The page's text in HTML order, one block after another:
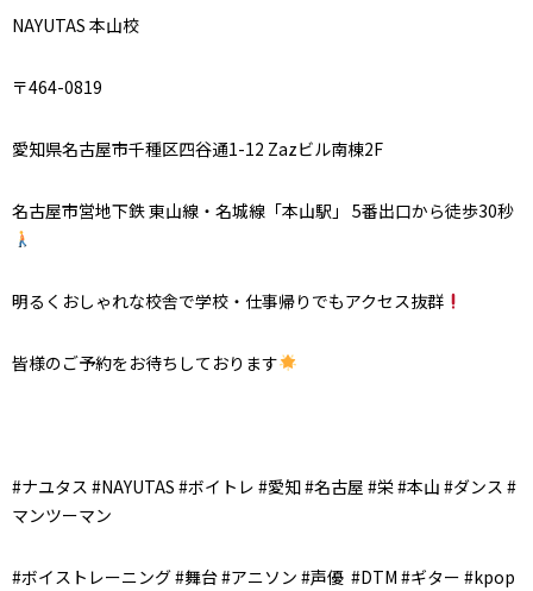
NAYUTAS 本山校
〒464-0819
愛知県名古屋市千種区四谷通1-12 Zazビル南棟2F
名古屋市営地下鉄 東山線・名城線「本山駅」 5番出口から徒歩30秒
明るくおしゃれな校舎で学校・仕事帰りでもアクセス抜群
皆様のご予約をお待ちしております
#ナユタス #NAYUTAS #ボイトレ #愛知 #名古屋 #栄 #本山 #ダンス #
マンツーマン
#ボイストレーニング #舞台 #アニソン #声優 #DTM #ギター #kpop